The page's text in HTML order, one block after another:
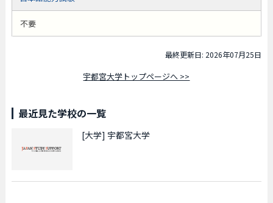
不要
最終更新日: 2026年07月25日
宇都宮大学トップページへ >>
最近見た学校の一覧
[大学] 宇都宮大学